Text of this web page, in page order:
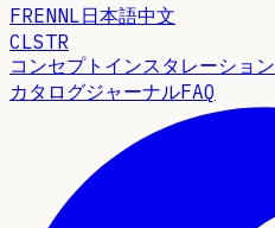
FRENNL日本語中文
CLSTR
コンセプト インスタレーション
カタログジャーナルFAQ